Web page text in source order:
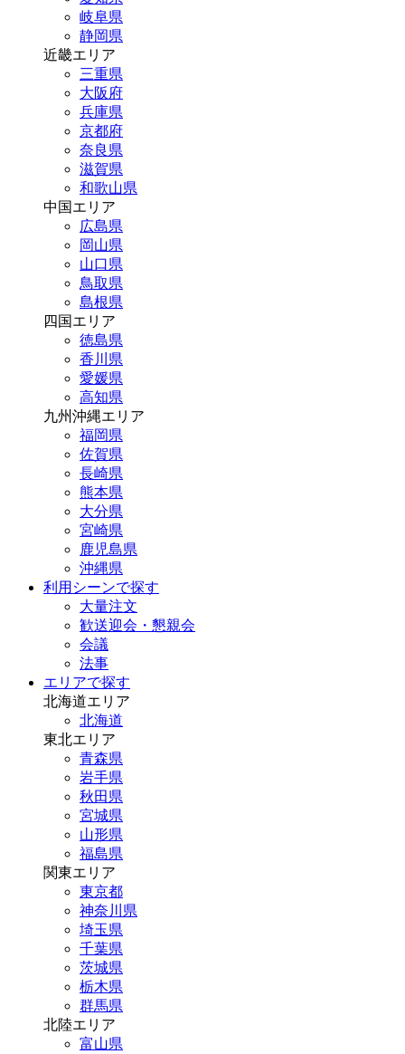
岐阜県
静岡県
近畿エリア
三重県
大阪府
兵庫県
京都府
奈良県
滋賀県
和歌山県
中国エリア
広島県
岡山県
山口県
鳥取県
島根県
四国エリア
徳島県
香川県
愛媛県
高知県
九州沖縄エリア
福岡県
佐賀県
長崎県
熊本県
大分県
宮崎県
鹿児島県
沖縄県
利用シーンで探す
大量注文
歓送迎会・懇親会
会議
法事
エリアで探す
北海道エリア
北海道
東北エリア
青森県
岩手県
秋田県
宮城県
山形県
福島県
関東エリア
東京都
神奈川県
埼玉県
千葉県
茨城県
栃木県
群馬県
北陸エリア
富山県